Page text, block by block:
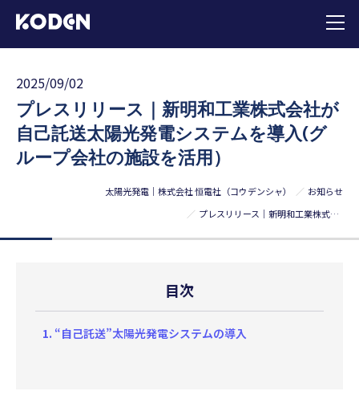
2025/09/02
プレスリリース｜新明和工業株式会社が
自己託送太陽光発電システムを導入(グ
ループ会社の施設を活用）
太陽光発電｜株式会社 恒電社（コウデンシャ）
お知らせ
プレスリリース｜新明和工業株式会社が自己託送太陽光発電システムを導入(グループ会社の施設を活用）
目次
“自己託送”太陽光発電システムの導入